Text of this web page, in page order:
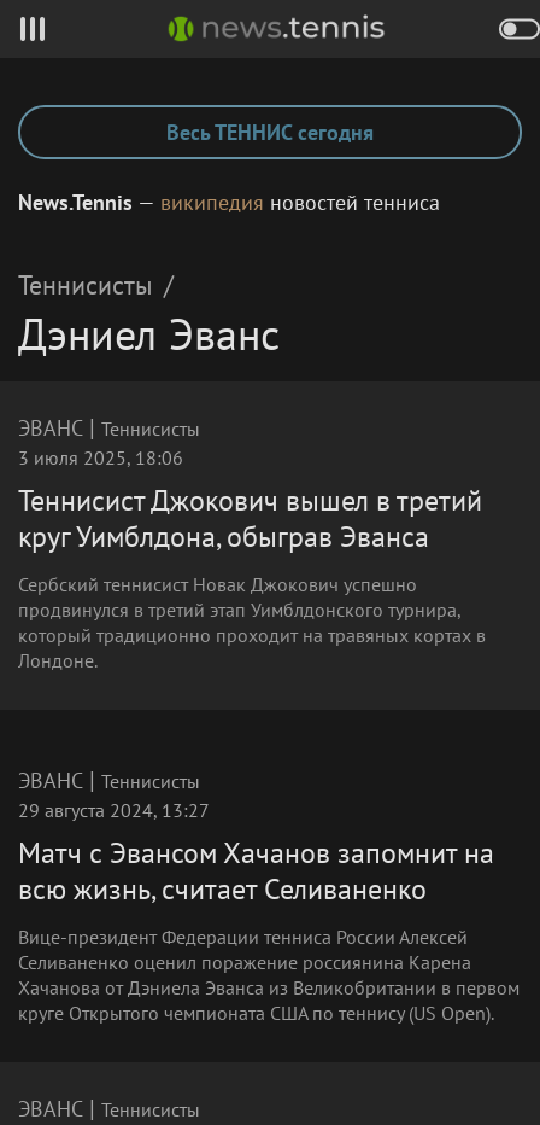
Весь ТЕННИС сегодня
News.Tennis — википедия новостей тенниса
Теннисисты /
Дэниел Эванс
ЭВАНС | Теннисисты
3 июля 2025, 18:06
Теннисист Джокович вышел в третий
круг Уимблдона, обыграв Эванса
Сербский теннисист Новак Джокович успешно
продвинулся в третий этап Уимблдонского турнира,
который традиционно проходит на травяных кортах в
Лондоне.
ЭВАНС | Теннисисты
29 августа 2024, 13:27
Матч с Эвансом Хачанов запомнит на
всю жизнь, считает Селиваненко
Вице‑президент Федерации тенниса России Алексей
Селиваненко оценил поражение россиянина Карена
Хачанова от Дэниела Эванса из Великобритании в первом
круге Открытого чемпионата США по теннису (US Open).
ЭВАНС | Теннисисты